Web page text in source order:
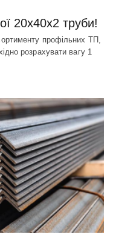
20х40х2 труби!
профільних ТП,
розрахувати вагу 1